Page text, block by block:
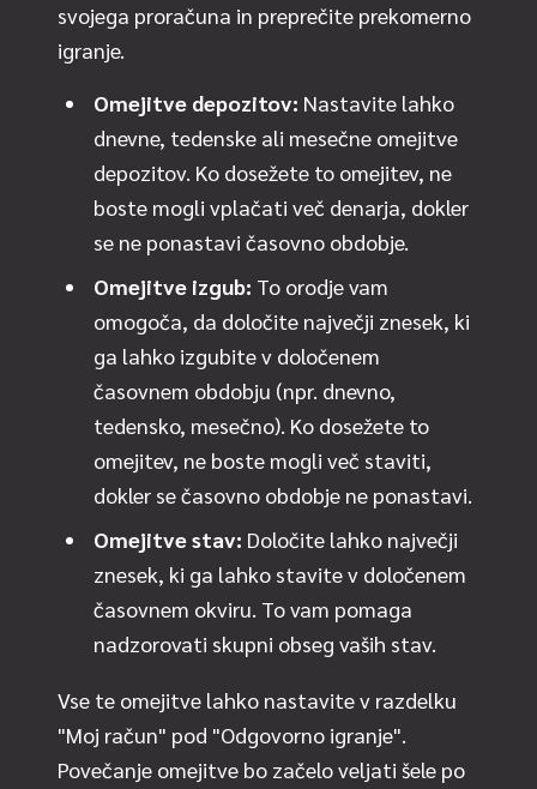
svojega proračuna in preprečite prekomerno
igranje.
Omejitve depozitov: Nastavite lahko
dnevne, tedenske ali mesečne omejitve
depozitov. Ko dosežete to omejitev, ne
boste mogli vplačati več denarja, dokler
se ne ponastavi časovno obdobje.
Omejitve izgub: To orodje vam
omogoča, da določite največji znesek, ki
ga lahko izgubite v določenem
časovnem obdobju (npr. dnevno,
tedensko, mesečno). Ko dosežete to
omejitev, ne boste mogli več staviti,
dokler se časovno obdobje ne ponastavi.
Omejitve stav: Določite lahko največji
znesek, ki ga lahko stavite v določenem
časovnem okviru. To vam pomaga
nadzorovati skupni obseg vaših stav.
Vse te omejitve lahko nastavite v razdelku
"Moj račun" pod "Odgovorno igranje".
Povečanje omejitve bo začelo veljati šele po